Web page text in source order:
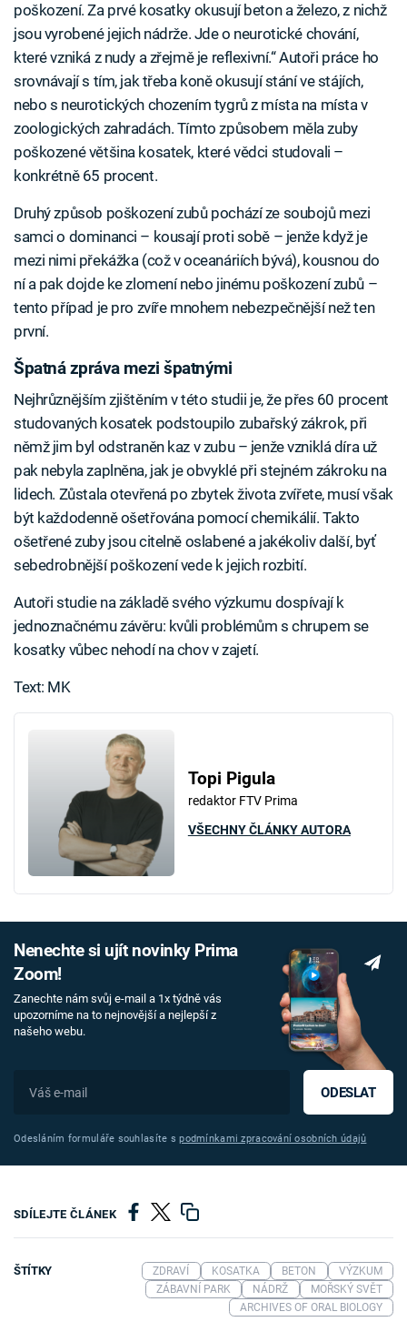
poškození. Za prvé kosatky okusují beton a železo, z nichž
jsou vyrobené jejich nádrže. Jde o neurotické chování,
které vzniká z nudy a zřejmě je reflexivní.“ Autoři práce ho
srovnávají s tím, jak třeba koně okusují stání ve stájích,
nebo s neurotických chozením tygrů z místa na místa v
zoologických zahradách. Tímto způsobem měla zuby
poškozené většina kosatek, které vědci studovali –
konkrétně 65 procent.
Druhý způsob poškození zubů pochází ze soubojů mezi
samci o dominanci – kousají proti sobě – jenže když je
mezi nimi překážka (což v oceanáriích bývá), kousnou do
ní a pak dojde ke zlomení nebo jinému poškození zubů –
tento případ je pro zvíře mnohem nebezpečnější než ten
první.
Špatná zpráva mezi špatnými
Nejhrůznějším zjištěním v této studii je, že přes 60 procent
studovaných kosatek podstoupilo zubařský zákrok, při
němž jim byl odstraněn kaz v zubu – jenže vzniklá díra už
pak nebyla zaplněna, jak je obvyklé při stejném zákroku na
lidech. Zůstala otevřená po zbytek života zvířete, musí však
být každodenně ošetřována pomocí chemikálií. Takto
ošetřené zuby jsou citelně oslabené a jakékoliv další, byť
sebedrobnější poškození vede k jejich rozbití.
Autoři studie na základě svého výzkumu dospívají k
jednoznačnému závěru: kvůli problémům s chrupem se
kosatky vůbec nehodí na chov v zajetí.
Text: MK
Topi Pigula
redaktor FTV Prima
VŠECHNY ČLÁNKY AUTORA
Nenechte si ujít novinky Prima
Zoom!
Zanechte nám svůj e-mail a 1x týdně vás
upozorníme na to nejnovější a nejlepší z
našeho webu.
ODESLAT
Odesláním formuláře souhlasíte spodmínkami zpracování osobních údajů
SDÍLEJTE ČLÁNEK
ŠTÍTKY ZDRAVÍ KOSATKA BETON
VÝZKUM
ZÁBAVNÍ PARK
NÁDRŽ
MOŘSKÝ SVĚT
ARCHIVES OF ORAL BIOLOGY